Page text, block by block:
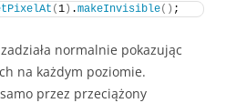
(1 ) .makeInvisible() ;
normalnie pokazując
na każdym poziomie.
przez przeciążony